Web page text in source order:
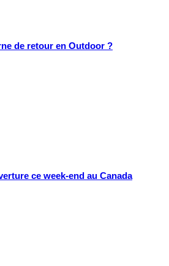
de retour en Outdoor ?
ce week-end au Canada